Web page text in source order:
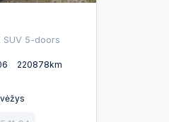
SUV 5-doors
220878km